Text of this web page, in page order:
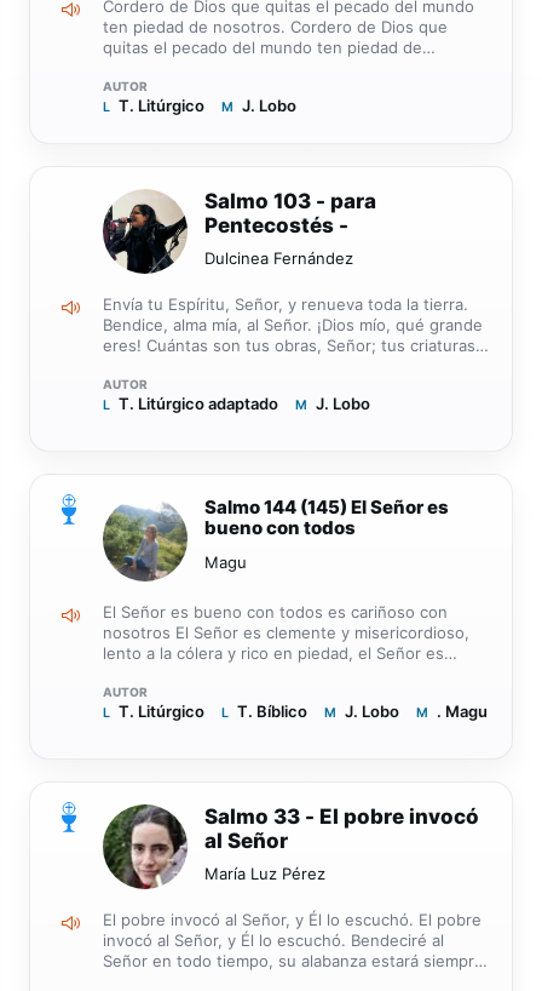
tengo un ángel
L T. Litúrgico M J. Lobo
Cordero de Dios que quitas el pecado del mundo
ten piedad de nosotros. Cordero de Dios que
quitas el pecado del mundo ten piedad de
del mundo danos la paz, danos la paz, danos la
paz, danos la paz.
Salmo 103 - para
Pentecostés -
Dulcinea Fernández
L T. Litúrgico adaptado M J. Lobo
Envía tu Espíritu, Señor, y renueva toda la tierra.
Bendice, alma mía, al Señor. ¡Dios mío, qué grande
eres! Cuántas son tus obras, Señor; tus criaturas
vuelven a ser polvo; envías tu aliento y los creas, y
renuevas la faz de la tierra. Gloria a Dios
Salmo 144 (145) El Señor es
bueno con todos
Magu
L T. Litúrgico L T. Bíblico M J. Lobo M . Magu
0
El Señor es bueno con todos es cariñoso con
nosotros El Señor es clemente y misericordioso,
lento a la cólera y rico en piedad, el Señor es
criaturas. Que todas tus criaturas te den gracias,
Señor, que te bendigan tus fieles. Los ojos de
invocan con sinceridad.Salmo 33 - El pobre invocó
al Señor
María Luz Pérez
0
El pobre invocó al Señor, y Él lo escuchó. El pobre
invocó al Señor, y Él lo escuchó. Bendeciré al
Señor en todo tiempo, su alabanza estará siempre